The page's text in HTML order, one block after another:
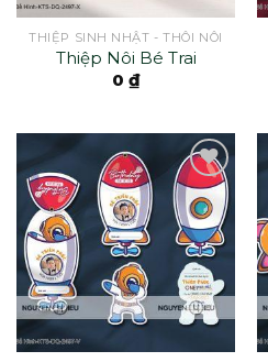
THIỆP SINH NHẬT - THÔI NÔI
Thiệp Nôi Bé Trai
0 ₫